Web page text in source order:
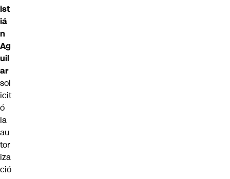
ist
iá
n
Ag
uil
ar
sol
icit
ó
la
au
tor
iza
ció